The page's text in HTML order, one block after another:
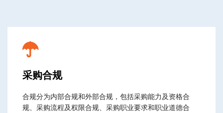
采购合规
合规分为内部合规和外部合规，包括采购能力及资格合
规、采购流程及权限合规、采购职业要求和职业道德合